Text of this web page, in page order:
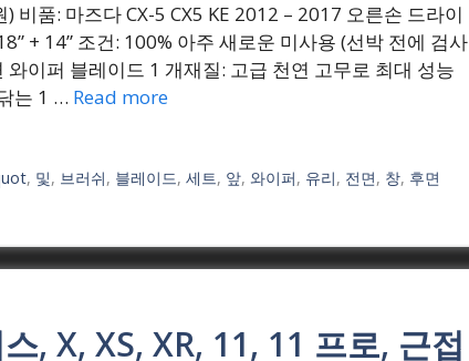
품: 마즈다 CX-5 CX5 KE 2012 – 2017 오른손 드라이
+ 14” 조건: 100% 아주 새로운 미사용 (선박 전에 검사
이퍼 블레이드 1 개재질: 고급 천연 고무로 최대 성능
는 1 … Read more
, 및, 브러쉬, 블레이드,세트, 앞,와이퍼, 유리, 전면, 창, 후면
, X, XS, XR, 11, 11 프로, 근접